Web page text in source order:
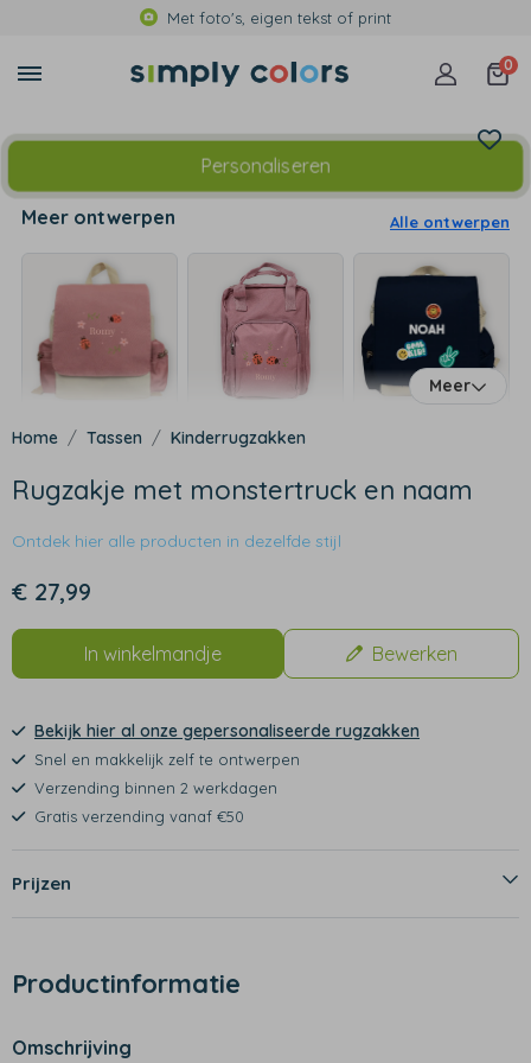
Met foto's, eigen tekst of print
0
Personaliseren
Meer ontwerpen Alle ontwerpen
Meer
Tassen Kinderrugzakken
Rugzakje met monstertruck en naam
Ontdek hier alle producten in dezelfde stijl
€ 27,99
In winkelmandje Bewerken
Bekijk hier al onze gepersonaliseerde rugzakken
Snel en makkelijk zelf te ontwerpen
Verzending binnen 2 werkdagen
Gratis verzending vanaf €50
Prijzen
Productinformatie
Omschrijving